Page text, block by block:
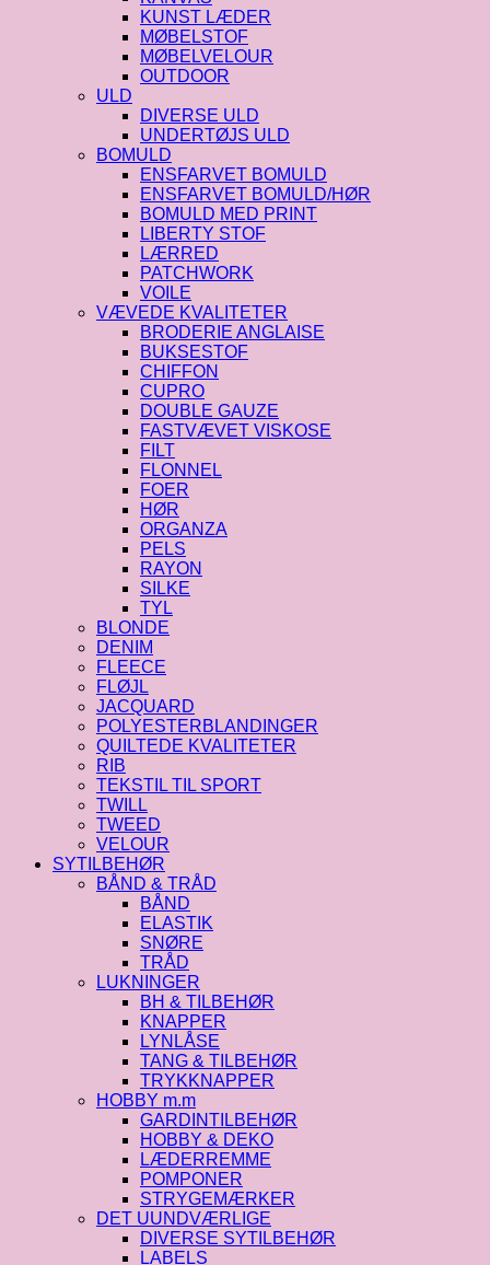
KUNST LÆDER
MØBELSTOF
MØBELVELOUR
OUTDOOR
ULD
DIVERSE ULD
UNDERTØJS ULD
BOMULD
ENSFARVET BOMULD
ENSFARVET BOMULD/HØR
BOMULD MED PRINT
LIBERTY STOF
LÆRRED
PATCHWORK
VOILE
VÆVEDE KVALITETER
BRODERIE ANGLAISE
BUKSESTOF
CHIFFON
CUPRO
DOUBLE GAUZE
FASTVÆVET VISKOSE
FILT
FLONNEL
FOER
HØR
ORGANZA
PELS
RAYON
SILKE
TYL
BLONDE
DENIM
FLEECE
FLØJL
JACQUARD
POLYESTERBLANDINGER
QUILTEDE KVALITETER
RIB
TEKSTIL TIL SPORT
TWILL
TWEED
VELOUR
SYTILBEHØR
BÅND & TRÅD
BÅND
ELASTIK
SNØRE
TRÅD
LUKNINGER
BH & TILBEHØR
KNAPPER
LYNLÅSE
TANG & TILBEHØR
TRYKKNAPPER
HOBBY m.m
GARDINTILBEHØR
HOBBY & DEKO
LÆDERREMME
POMPONER
STRYGEMÆRKER
DET UUNDVÆRLIGE
DIVERSE SYTILBEHØR
LABELS